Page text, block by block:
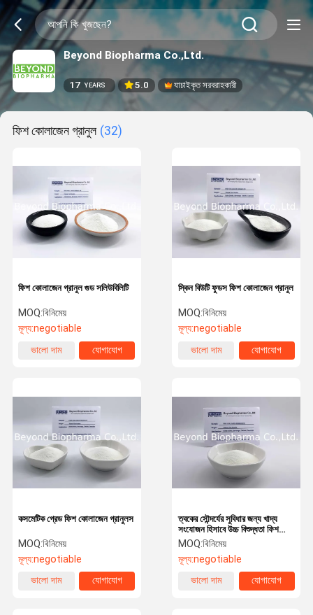
Beyond Biopharma Co.,Ltd.
17 YEARS 5.0 যাচাইকৃত সরবরাহকারী
ফিশ কোলাজেন গ্রানুল (32)
ফিশ কোলাজেন গ্রানুল গুড সলিউবিলিটি
MOQ:বিনিমেয়
মূল্য:negotiable
ভালো দাম
যোগাযোগ
স্কিন বিউটি ফুডস ফিশ কোলাজেন গ্রানুল
MOQ:বিনিমেয়
মূল্য:negotiable
ভালো দাম
যোগাযোগ
কসমেটিক গ্রেড ফিশ কোলাজেন গ্রানুলস
MOQ:বিনিমেয়
মূল্য:negotiable
ভালো দাম
যোগাযোগ
ত্বকের সৌন্দর্যের সুবিধার জন্য খাদ্য
সংযোজন হিসাবে উচ্চ বিশুদ্ধতা ফিশ
কোলাজেন গ্রানুল
MOQ:বিনিমেয়
মূল্য:negotiable
ভালো দাম
যোগাযোগ